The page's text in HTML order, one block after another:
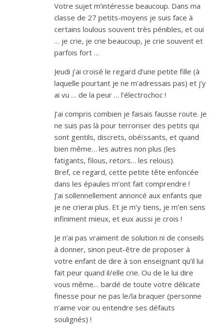
Votre sujet m’intéresse beaucoup. Dans ma
classe de 27 petits-moyens je suis face à
certains loulous souvent très pénibles, et oui
… je crie, je crie beaucoup, je crie souvent et
parfois fort …
Jeudi j’ai croisé le regard d’une petite fille (à
laquelle pourtant je ne m’adressais pas) et j’y
ai vu … de la peur … l’électrochoc !
J’ai compris combien je faisais fausse route. Je
ne suis pas là pour terroriser des petits qui
sont gentils, discrets, obéïssants, et quand
bien même… les autres non plus (les
fatigants, filous, retors… les relous).
Bref, ce regard, cette petite tête enfoncée
dans les épaules m’ont fait comprendre !
J’ai sollennellement annoncé aux enfants que
je ne crierai plus. Et je m’y tiens, je m’en sens
infiniment mieux, et eux aussi je crois !
Je n’ai pas vraiment de solution ni de conseils
à donner, sinon peut-être de proposer à
votre enfant de dire à son enseignant qu’il lui
fait peur quand il/elle crie. Ou de le lui dire
vous même… bardé de toute votre délicate
finesse pour ne pas le/la braquer (personne
n’aime voir ou entendre ses défauts
soulignés) !